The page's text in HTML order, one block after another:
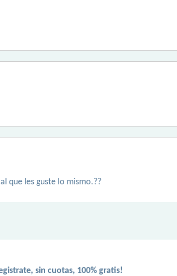
que les guste lo mismo.??
sin cuotas, 100% gratis!